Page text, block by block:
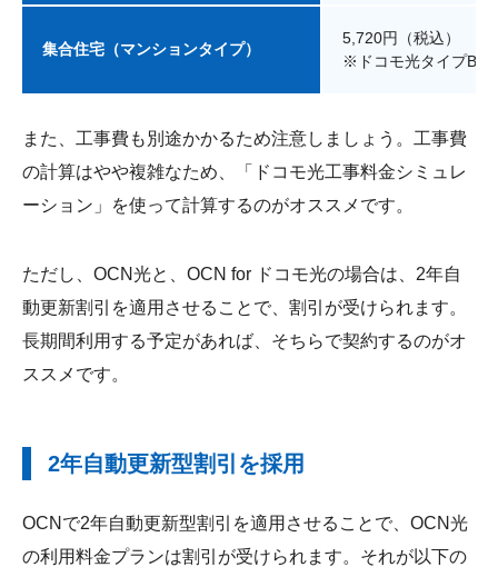
集合住宅（マンションタイプ）
5,720円（税込）
※ドコモ光タイプBの
また、工事費も別途かかるため注意しましょう。工事費
の計算はやや複雑なため、「ドコモ光工事料金シミュレ
ーション」を使って計算するのがオススメです。
ただし、OCN光と、OCN for ドコモ光の場合は、2年自
動更新割引を適用させることで、割引が受けられます。
長期間利用する予定があれば、そちらで契約するのがオ
ススメです。
2年自動更新型割引を採用
OCNで2年自動更新型割引を適用させることで、OCN光
の利用料金プランは割引が受けられます。それが以下の